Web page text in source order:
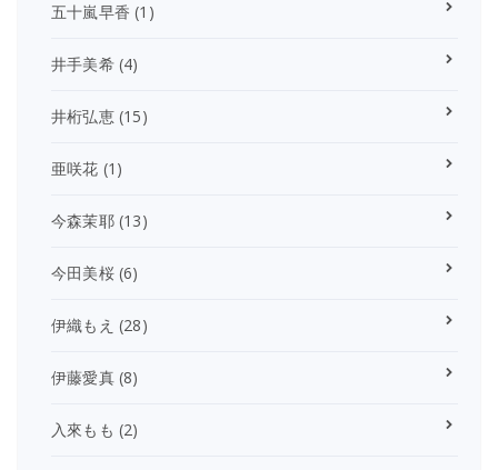
五十嵐早香 (1)
井手美希(4)
井桁弘恵(15)
亜咲花 (1)
今森茉耶(13)
今田美桜(6)
伊織もえ (28)
伊藤愛真(8)
入來もも (2)